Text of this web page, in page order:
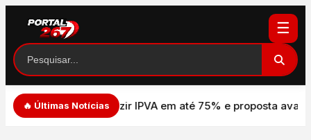
☰
🔥 Últimas Notícias
em até 75% e proposta avança na CâmaraCrise entre